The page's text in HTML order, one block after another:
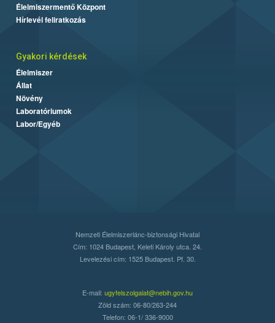
Élelmiszermentő Központ
Hírlevél feliratkozás
Gyakori kérdések
Élelmiszer
Állat
Növény
Laboratóriumok
Labor/Egyéb
Nemzeti Élelmiszerlánc-biztonsági Hivatal
Cím: 1024 Budapest, Keleti Károly utca. 24.
Levelezési cím: 1525 Budapest. Pf. 30.
E-mail: ugyfelszolgalat@nebih.gov.hu
Zöld szám: 06-80/263-244
Telefon: 06-1/ 336-9000